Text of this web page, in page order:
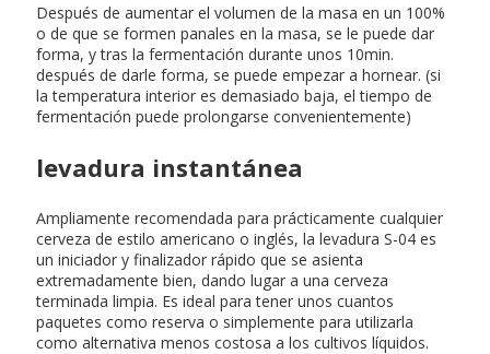
Después de aumentar el volumen de la masa en un 100%
o de que se formen panales en la masa, se le puede dar
forma, y tras la fermentación durante unos 10min.
después de darle forma, se puede empezar a hornear. (si
la temperatura interior es demasiado baja, el tiempo de
fermentación puede prolongarse convenientemente)
levadura instantánea
Ampliamente recomendada para prácticamente cualquier
cerveza de estilo americano o inglés, la levadura S-04 es
un iniciador y finalizador rápido que se asienta
extremadamente bien, dando lugar a una cerveza
terminada limpia. Es ideal para tener unos cuantos
paquetes como reserva o simplemente para utilizarla
como alternativa menos costosa a los cultivos líquidos.